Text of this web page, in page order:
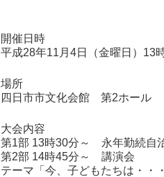
開催日時
平成28年11月4日（金曜日）13
場所
四日市市文化会館 第2ホール
大会内容
第1部 13時30分～ 永年勤続自
第2部 14時45分～ 講演会
テーマ「今、子どもたちは・